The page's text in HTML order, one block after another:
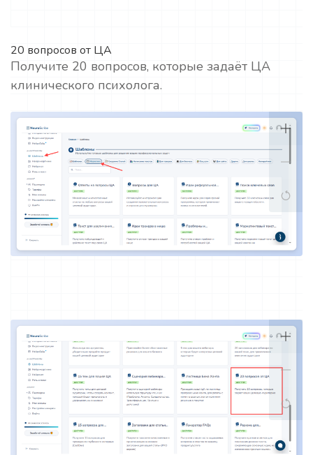
20 вопросов от ЦА
Получите 20 вопросов, которые задаёт ЦА
клинического психолога.